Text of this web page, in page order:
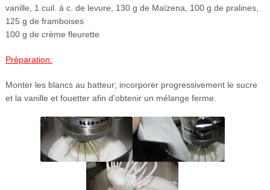
vanille, 1 cuil. à c. de levure, 130 g de Maïzena, 100 g de pralines,
125 g de framboises
100 g de crème fleurette
Préparation:
Monter les blancs au batteur; incorporer progressivement le sucre
et la vanille et fouetter afin d’obtenir un mélange ferme.